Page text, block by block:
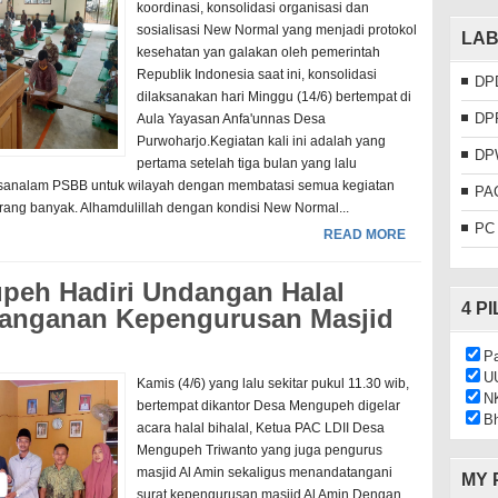
koordinasi, konsolidasi organisasi dan
sosialisasi New Normal yang menjadi protokol
kesehatan yan galakan oleh pemerintah
Republik Indonesia saat ini, konsolidasi
dilaksanakan hari Minggu (14/6) bertempat di
Aula Yayasan Anfa'unnas Desa
Purwoharjo.Kegiatan kali ini adalah yang
pertama setelah tiga bulan yang lalu
PSBB untuk wilayah dengan membatasi semua kegiatan
banyak. Alhamdulillah dengan kondisi New Normal...
READ MORE
Hadiri Undangan Halal
Kepengurusan Masjid
Kamis (4/6) yang lalu sekitar pukul 11.30 wib,
bertempat dikantor Desa Mengupeh digelar
acara halal bihalal, Ketua PAC LDII Desa
Mengupeh Triwanto yang juga pengurus
masjid Al Amin sekaligus menandatangani
surat kepengurusan masjid Al Amin.Dengan
PC
4
MY